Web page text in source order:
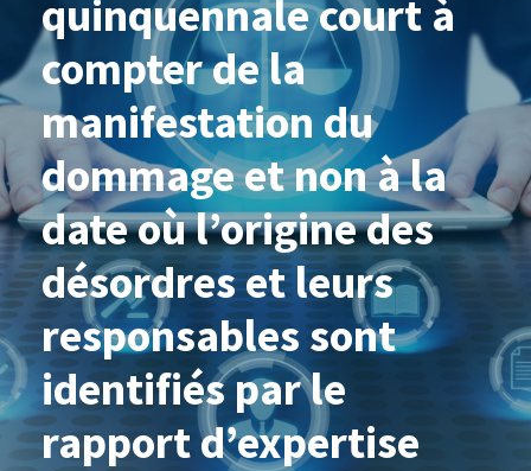
quinquennale court à
compter de la
manifestation du
dommage et non à la
date où l’origine des
désordres et leurs
responsables sont
identifiés par le
rapport d’expertise